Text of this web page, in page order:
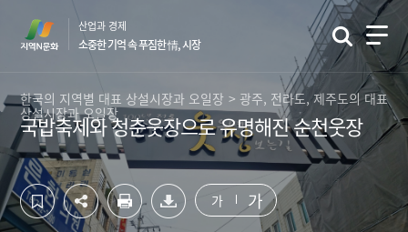
역
로
가
기
바
가
기
산업과 경제
소중한 기억 속 푸짐한 情, 시장
한국의 지역별 대표 상설시장과 오일장 > 광주, 전라도, 제주도의 대표
상설시장과 오일장
국밥축제와 청춘웃장으로 유명해진 순천웃장
가 가